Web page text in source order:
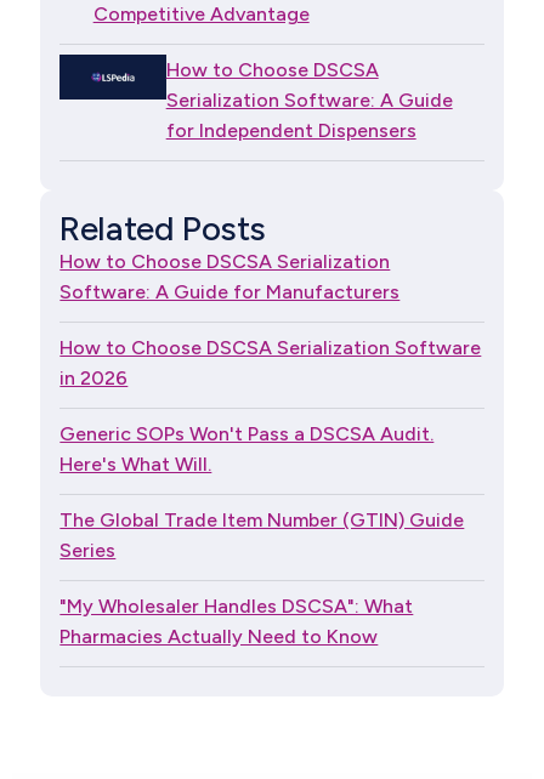
Competitive Advantage
How to Choose DSCSA
Serialization Software: A Guide
for Independent Dispensers
Related Posts
How to Choose DSCSA Serialization
Software: A Guide for Manufacturers
How to Choose DSCSA Serialization Software
in 2026
Generic SOPs Won't Pass a DSCSA Audit.
Here's What Will.
The Global Trade Item Number (GTIN) Guide
Series
"My Wholesaler Handles DSCSA": What
Pharmacies Actually Need to Know